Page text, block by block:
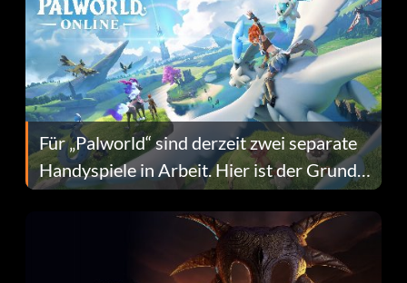
Für „Palworld“ sind derzeit zwei separate
Handyspiele in Arbeit. Hier ist der Grund
dafür.